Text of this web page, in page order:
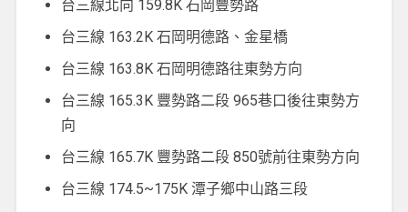
台三線北向 159.8K 石岡豐勢路
台三線 163.2K 石岡明德路、金星橋
台三線 163.8K 石岡明德路往東勢方向
台三線 165.3K 豐勢路二段 965巷口後往東勢方
向
台三線 165.7K 豐勢路二段 850號前往東勢方向
台三線 174.5~175K 潭子鄉中山路三段